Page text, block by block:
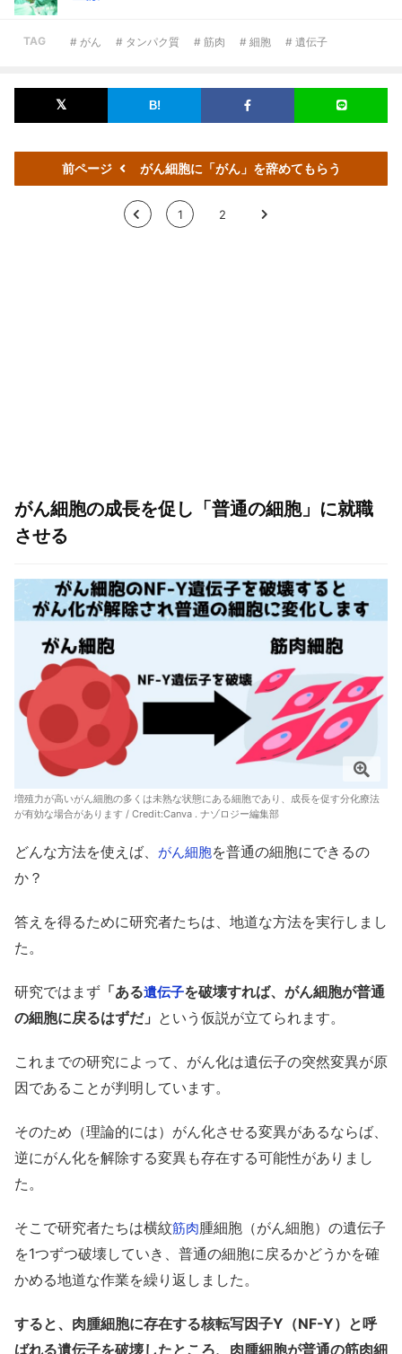
TAG # がん # タンパク質 # 筋肉 # 細胞 # 遺伝子
前ページ がん細胞に「がん」を辞めてもらう
< 1 2 >
がん細胞の成長を促し「普通の細胞」に就職
させる
増殖力が高いがん細胞の多くは未熟な状態にある細胞であり、成長を促す分化療法
が有効な場合があります / Credit:Canva . ナゾロジー編集部
どんな方法を使えば、 がん細胞を普通の細胞にできるの
か？
答えを得るために研究者たちは、地道な方法を実行しまし
た。
研究ではまず 「ある遺伝子を破壊すれば、がん細胞が普通
の細胞に戻るはずだ」 という仮説が立てられます。
これまでの研究によって、がん化は遺伝子の突然変異が原
因であることが判明しています。
そのため（理論的には）がん化させる変異があるならば、
逆にがん化を解除する変異も存在する可能性がありまし
た。
そこで研究者たちは横紋筋肉腫細胞（がん細胞）の遺伝子
を1つずつ破壊していき、普通の細胞に戻るかどうかを確
かめる地道な作業を繰り返しました。
すると、肉腫細胞に存在する核転写因子Y（NF-Y）と呼
ばれる遺伝子を破壊したところ、肉腫細胞が普通の筋肉細